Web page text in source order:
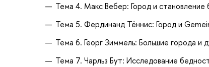
Тема 4. Макс Вебер: Город и становление
Тема 5. Фердинанд Тённис: Город и
Тема 6. Георг Зиммель: Большие города и
Тема 7. Чарльз Бут: Исследование